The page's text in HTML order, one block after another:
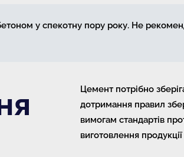
у спекотну пору року. Не
Цемент потрібно
дотримання правил
вимогам стандартів
виготовлення